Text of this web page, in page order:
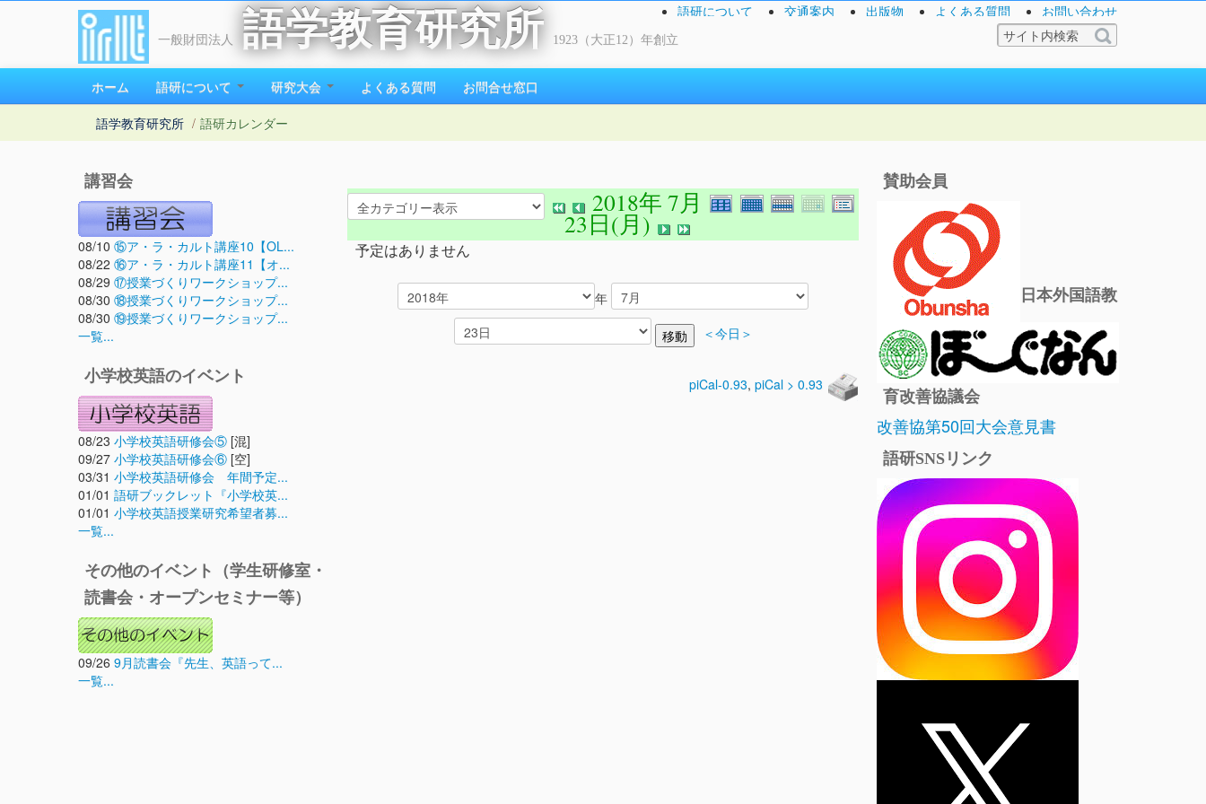
一般財団法人 語学教育研究所 1923（大正12）年創立
語研について 交通案内 出版物 よくある質問 お問い合わせ
ホーム 語研について 研究大会 よくある質問 お問合せ窓口
語学教育研究所 / 語研カレンダー
講習会
08/10 ⑮ア・ラ・カルト講座10【OL...
08/22 ⑯ア・ラ・カルト講座11【オ...
08/29 ⑰授業づくりワークショップ...
08/30 ⑱授業づくりワークショップ...
08/30 ⑲授業づくりワークショップ...
一覧...
小学校英語のイベント
08/23 小学校英語研修会⑤ [混]
09/27 小学校英語研修会⑥ [空]
03/31 小学校英語研修会 年間予定...
01/01 語研ブックレット『小学校英...
01/01 小学校英語授業研究希望者募...
一覧...
その他のイベント（学生研修室・
読書会・オープンセミナー等）
09/26 9月読書会『先生、英語って...
一覧...
2018年 7月
23日(月)
予定はありません
年
＜今日＞
piCal-0.93, piCal > 0.93
賛助会員
日本外国語教
育改善協議会
改善協第50回大会意見書
語研SNSリンク